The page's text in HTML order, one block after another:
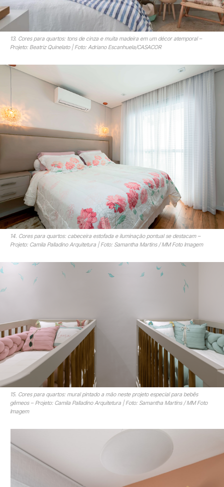
13. Cores para quartos: tons de cinza e muita madeira em um décor atemporal –
Projeto: Beatriz Quinelato | Foto: Adriano Escanhuela/CASACOR
14. Cores para quartos: cabeceira estofada e iluminação pontual se destacam –
Projeto: Camila Palladino Arquitetura | Foto: Samantha Martins / MM Foto Imagem
15. Cores para quartos: mural pintado a mão neste projeto especial para bebês
gêmeos – Projeto: Camila Palladino Arquitetura | Foto: Samantha Martins / MM Foto
Imagem